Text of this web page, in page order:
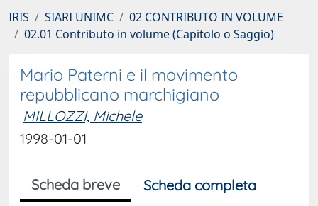
IRIS SIARI UNIMC
02 CONTRIBUTO IN VOLUME
02.01 Contributo in volume (Capitolo o Saggio)
Mario Paterni e il movimento
repubblicano marchigiano
MILLOZZI, Michele
1998-01-01
Scheda breve
Scheda completa